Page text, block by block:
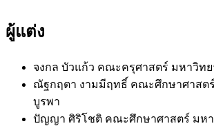
ผู้แต่ง
จงกล บัวแก้ว คณะครุศาสตร์ มหาวิท
ณัฐกฤตา งามมีฤทธิ์ คณะศึกษาศาสต
บูรพา
ปัญญา ศิริโชติ คณะศึกษาศาสตร์ มห